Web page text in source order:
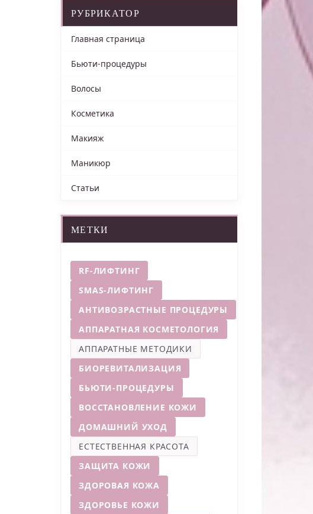
РУБРИКАТОР
Главная страница
Бьюти-процедуры
Волосы
Косметика
Макияж
Маникюр
Статьи
МЕТКИ
RF-ЛИФТИНГ
SMAS-ЛИФТИНГ
АНТИВОЗРАСТНЫЕ ПРОЦЕДУРЫ
АППАРАТНАЯ КОСМЕТОЛОГИЯ
АППАРАТНЫЕ МЕТОДИКИ
БИОРЕВИТАЛИЗАЦИЯ
БЬЮТИ-ПРОЦЕДУРЫ
ВОССТАНОВЛЕНИЕ КОЖИ
ДОМАШНИЙ УХОД
ЕСТЕСТВЕННАЯ КРАСОТА
ЗАЩИТА КОЖИ
ЗДОРОВАЯ КОЖА
ЗДОРОВЬЕ КОЖИ